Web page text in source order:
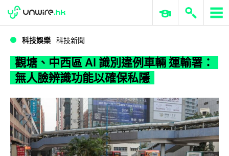
WWDC 2026 ERP 與商業 AI
科技娛樂 科技新聞
觀塘、中西區 AI 識別違例車輛 運輸署：
無人臉辨識功能以確保私隱